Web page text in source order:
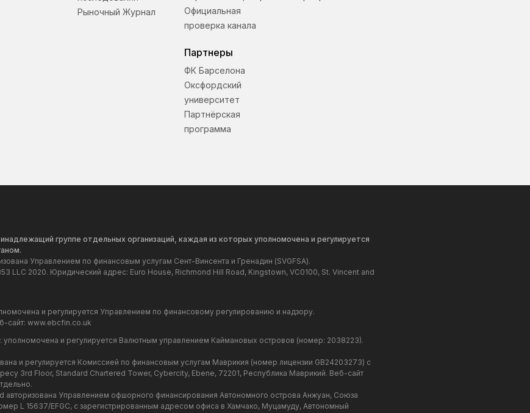
Рыночный Журнал
Официальная
проверка канала
Партнеры
ФК Барселона
Оксфордский
университет
Партнёрская
программа
группе отдельных организаций, каждая из которых уполномочена и регулируется
Управлением по финансовым услугам Сент-Винсента и Гренадин (SVGFSA).
LLC 2020. Юридический адрес: Euro House, Richmond Hill Road, Kingstown, VC0100, St. Vincent and
и регулируется Управлением по финансовому регулированию и надзору.
сайт: www.ebcfin.co.uk
уполномочена и регулируется Валютным управлением Каймановых островов (номер: 2038223).
и регулируется Комиссией по финансовым услугам Маврикия (номер лицензии GB24203273) с
3rd Floor, Standard Chartered Tower, Cybercity, Ebene, 72201, Республика Маврикий. Веб-сайт
авторизована Управлением офшорного финансирования Автономного острова Анжуан, Союза
L 15637/EFGC, с зарегистрированным адресом офиса в Хамчако, Муцамуду, Автономный